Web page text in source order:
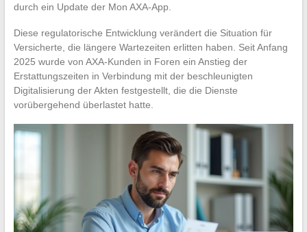
durch ein Update der Mon AXA-App.
Diese regulatorische Entwicklung verändert die Situation für
Versicherte, die längere Wartezeiten erlitten haben. Seit Anfang
2025 wurde von AXA-Kunden in Foren ein Anstieg der
Erstattungszeiten in Verbindung mit der beschleunigten
Digitalisierung der Akten festgestellt, die die Dienste
vorübergehend überlastet hatte.